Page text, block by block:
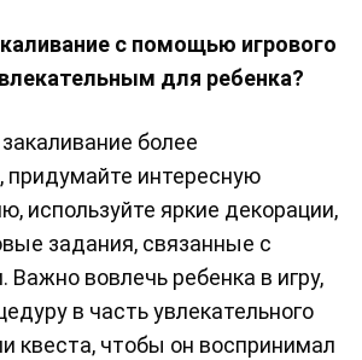
с помощью игрового
для ребенка?
более
придумайте интересную
используйте яркие декорации,
задания, связанные с
вовлечь ребенка в игру,
в часть увлекательного
квеста, чтобы он воспринимал